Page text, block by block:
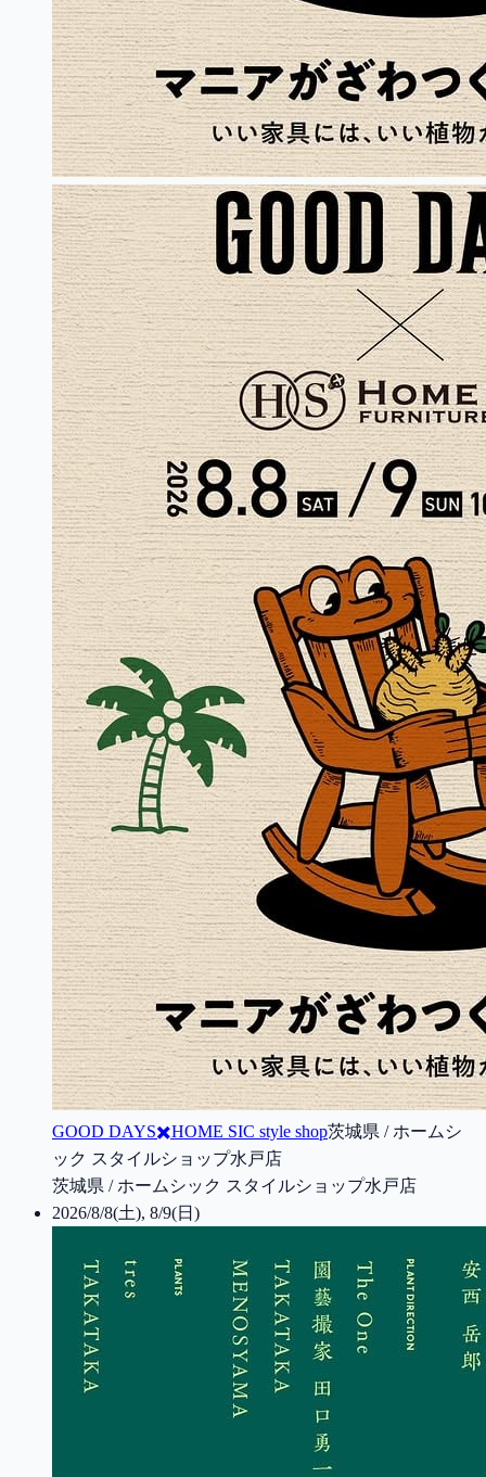
GOOD DAYS✖️HOME SIC style shop茨城県 / ホームシ
ック スタイルショップ水戸店
茨城県 / ホームシック スタイルショップ水戸店
2026/8/8(土), 8/9(日)